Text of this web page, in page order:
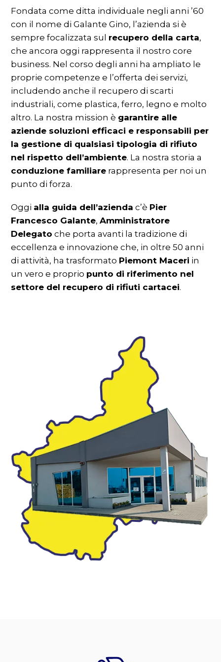
Fondata come ditta individuale negli anni ’60
con il nome di Galante Gino, l’azienda si è
sempre focalizzata sul recupero della carta,
che ancora oggi rappresenta il nostro core
business. Nel corso degli anni ha ampliato le
proprie competenze e l’offerta dei servizi,
includendo anche il recupero di scarti
industriali, come plastica, ferro, legno e molto
altro. La nostra mission è garantire alle
aziende soluzioni efficaci e responsabili per
la gestione di qualsiasi tipologia di rifiuto
nel rispetto dell’ambiente. La nostra storia a
conduzione familiare rappresenta per noi un
punto di forza.
Oggi alla guida dell’azienda c’è Pier
Francesco Galante,Amministratore
Delegato che porta avanti la tradizione di
eccellenza e innovazione che, in oltre 50 anni
di attività, ha trasformato Piemont Maceri in
un vero e proprio punto di riferimento nel
settore del recupero di rifiuti cartacei.